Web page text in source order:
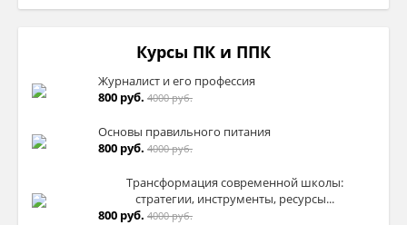
Курсы ПК и ППК
Журналист и его профессия
800 руб. 4000 руб.
Основы правильного питания
800 руб. 4000 руб.
Трансформация современной школы:
стратегии, инструменты, ресурсы...
800 руб. 4000 руб.